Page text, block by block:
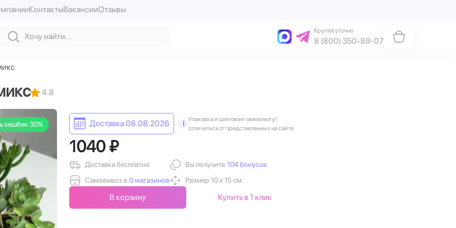
КонтактыВакансииОтзывы
Круглосуточно
8 (800) 350-89-07
4.8
кешбек 30% Доставка 08.08.2026 i
Упаковка и цветовая гамма могут
отличаться от представленных на сайте.
1040 ₽
Доставка бесплатно
Самовывоз в 0 магазинов
Вы получите 104 бонусов
Размер 10 х 15 см.
В корзину Купить в 1 клик